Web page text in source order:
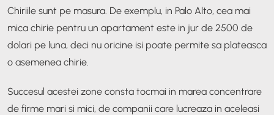
Chiriile sunt pe masura. De exemplu, in Palo Alto, cea mai
mica chirie pentru un apartament este in jur de 2500 de
dolari pe luna, deci nu oricine isi poate permite sa plateasca
o asemenea chirie.
Succesul acestei zone consta tocmai in marea concentrare
de firme mari si mici, de companii care lucreaza in aceleasi